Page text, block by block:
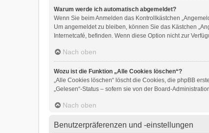
Warum werde ich automatisch abgemeldet?
Wenn Sie beim Anmelden das Kontrollkästchen
Um angemeldet zu bleiben, können Sie das Kästchen
Internetcafé, befinden. Wenn diese Option nicht zur
Nach oben
Wozu ist die Funktion „Alle Cookies löschen“?
„Alle Cookies löschen“ löscht die Cookies, die phpBB
„Gelesen“-Status – sofern sie von der Board-
Nach oben
Benutzerpräferenzen und -einstellungen